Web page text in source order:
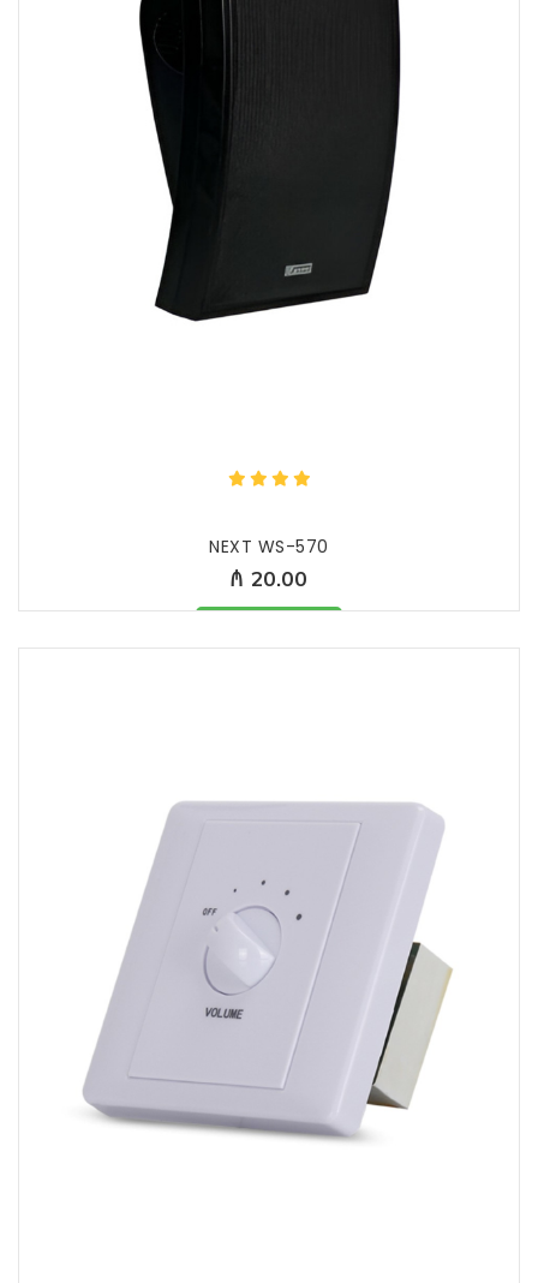
NEXT WS-570
₼ 20.00
Məhsul mövcüddur